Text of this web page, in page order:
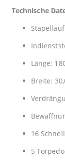
Technische
Länge:
Breite:
16
5